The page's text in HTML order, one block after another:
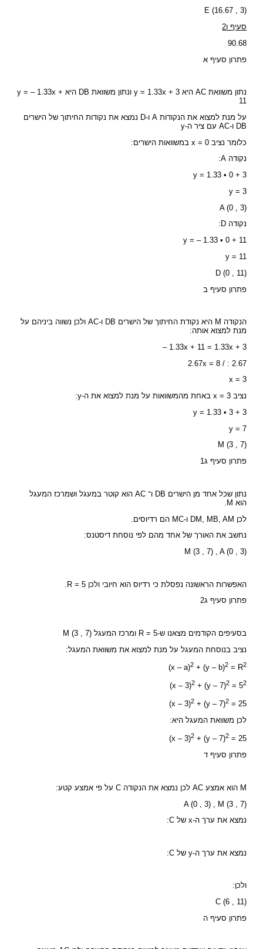
E (16.67 , 3)
סעיף ו2
90.68
פתרון סעיף א
נתון משוואת AC היא y = 1.33x + 3 ונתון משוואת DB היא y = – 1.33x +
11
על מנת למצוא את הנקודות A ו-D נמצא את נקודות החיתוך של הישרים
DB ו-AC עם ציר ה-y
כלומר נציב x = 0 במשוואות הישרים:
נקודה A:
y = 1.33 • 0 + 3
y = 3
A (0 , 3)
נקודה D:
y = – 1.33 • 0 + 11
y = 11
D (0 , 11)
פתרון סעיף ב
הנקודה M היא נקודת החיתוך של הישרים DB ו-AC ולכן נשווה ביניהם על
מנת למצוא אותה:
1.33x + 11 = 1.33x + 3 –
2.67x = 8 / : 2.67
x = 3
נציב x = 3 באחת מהמשוואות על מנת למצוא את ה-y:
y = 1.33 • 3 + 3
y = 7
M (3 , 7)
פתרון סעיף ג1
נתון שכל אחד מן הישרים DB ו־ AC הוא קוטר במעגל ושמרכז המעגל
הוא M.
לכן DM, MB, AM ו-MC הם רדיוסים.
נחשב את האורך של אחד מהם לפי נוסחת דיסטנס:
M (3 , 7) , A (0 , 3)
האפשרות הראשונה נפסלת כי רדיוס הוא חיובי ולכן R = 5.
פתרון סעיף ג2
בסעיפים הקודמים מצאנו ש-R = 5 ומרכז המעגל M (3 , 7)
נציב בנוסחת המעגל על מנת למצוא את משוואת המעגל:
(x – a)2 + (y – b)2 = R2
(x – 3)2 + (y – 7)2 = 52
(x – 3)2 + (y – 7)2 = 25
לכן משוואת המעגל היא:
(x – 3)2 + (y – 7)2 = 25
פתרון סעיף ד
M הוא אמצע AC לכן נמצא את הנקודה C על פי אמצע קטע:
A (0 , 3) , M (3 , 7)
נמצא את ערך ה-x של C:
נמצא את ערך ה-y של C:
ולכן:
C (6 , 11)
פתרון סעיף ה